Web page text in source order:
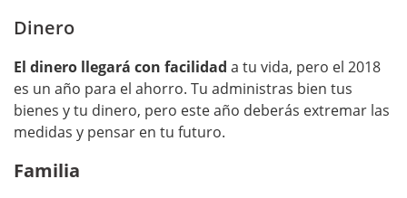
Dinero
El dinero llegará con facilidad a tu vida, pero el 2018
es un año para el ahorro. Tu administras bien tus
bienes y tu dinero, pero este año deberás extremar las
medidas y pensar en tu futuro.
Familia